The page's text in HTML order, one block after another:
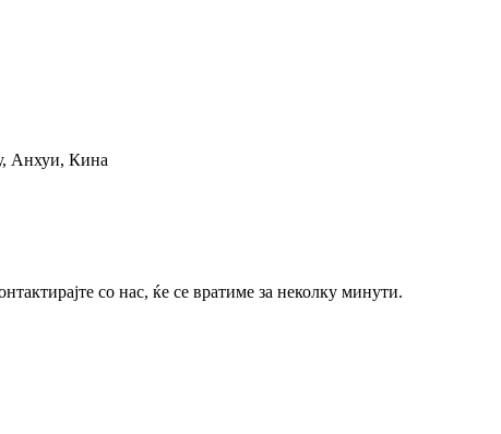
Анхуи, Кина
со нас, ќе се вратиме за неколку минути.